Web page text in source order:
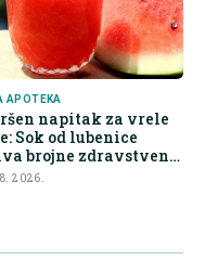
APOTEKA
napitak za vrele
Sok od lubenice
brojne zdravstvene
2026.